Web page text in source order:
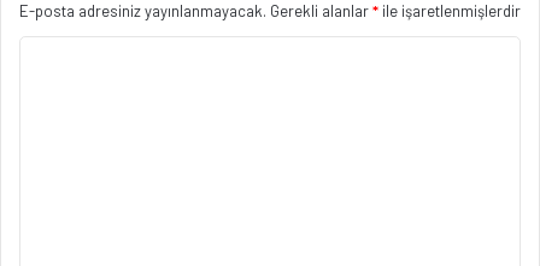
E-posta adresiniz yayınlanmayacak. Gerekli alanlar* ile işaretlenmişlerdir